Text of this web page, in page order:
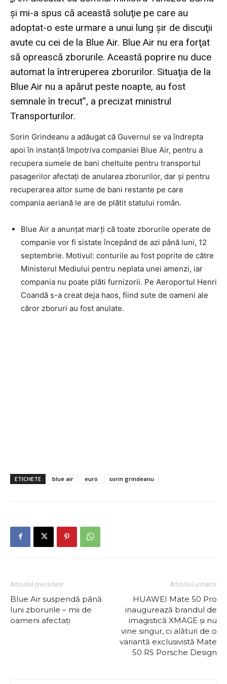
şi mi-a spus că această soluţie pe care au
adoptat-o este urmare a unui lung şir de discuţii
avute cu cei de la Blue Air. Blue Air nu era forţat
să oprească zborurile. Această poprire nu duce
automat la întreruperea zborurilor. Situaţia de la
Blue Air nu a apărut peste noapte, au fost
semnale în trecut”, a precizat ministrul
Transporturilor.
Sorin Grindeanu a adăugat că Guvernul se va îndrepta
apoi în instanţă împotriva companiei Blue Air, pentru a
recupera sumele de bani cheltuite pentru transportul
pasagerilor afectaţi de anularea zborurilor, dar şi pentru
recuperarea altor sume de bani restante pe care
compania aeriană le are de plătit statului român.
Blue Air a anunțat marți că toate zborurile operate de
companie vor fi sistate începând de azi până luni, 12
septembrie. Motivul: conturile au fost poprite de către
Ministerul Mediului pentru neplata unei amenzi, iar
compania nu poate plăti furnizorii. Pe Aeroportul Henri
Coandă s-a creat deja haos, fiind sute de oameni ale
căror zboruri au fost anulate.
ETICHETE blue air euro sorin grindeanu
Articolul precedent
Blue Air suspendă până
luni zborurile – mii de
oameni afectați
Articolul următor
HUAWEI Mate 50 Pro
inaugurează brandul de
imagistică XMAGE și nu
vine singur, ci alături de o
variantă exclusivistă Mate
50 RS Porsche Design